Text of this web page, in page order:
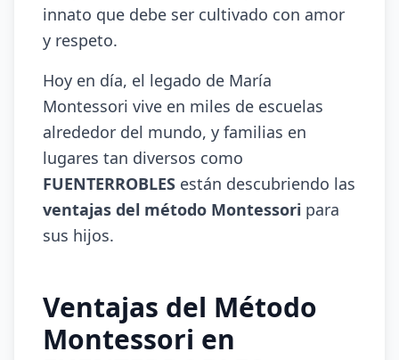
innato que debe ser cultivado con amor
y respeto.
Hoy en día, el legado de María
Montessori vive en miles de escuelas
alrededor del mundo, y familias en
lugares tan diversos como
FUENTERROBLES están descubriendo las
ventajas del método Montessori para
sus hijos.
Ventajas del Método
Montessori en